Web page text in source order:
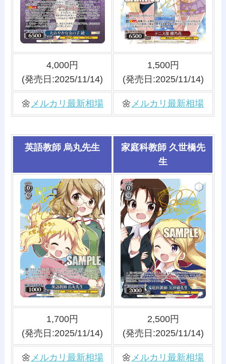
4,000円
(発売日:2025/11/14)
1,500円
(発売日:2025/11/14)
🌼 メルカリ最新相場 🌼 メルカリ最新相場
英語教師 烏丸先生
家庭科教師 久世橋先
生
1,700円
(発売日:2025/11/14)
2,500円
(発売日:2025/11/14)
🌼 メルカリ最新相場 🌼 メルカリ最新相場